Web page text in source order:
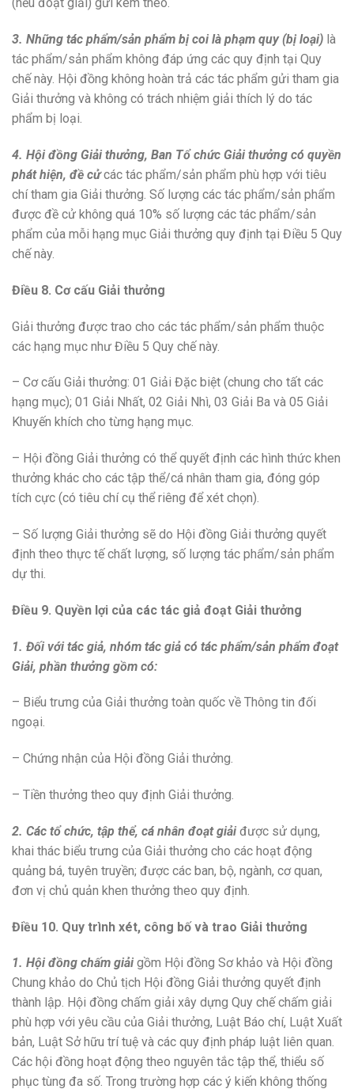
(nếu đoạt giải) gửi kèm theo.
3. Những tác phẩm/sản phẩm bị coi là phạm quy (bị loại) là
tác phẩm/sản phẩm không đáp ứng các quy định tại Quy
chế này. Hội đồng không hoàn trả các tác phẩm gửi tham gia
Giải thưởng và không có trách nhiệm giải thích lý do tác
phẩm bị loại.
4. Hội đồng Giải thưởng, Ban Tổ chức Giải thưởng có quyền
phát hiện, đề cửcác tác phẩm/sản phẩm phù hợp với tiêu
chí tham gia Giải thưởng. Số lượng các tác phẩm/sản phẩm
được đề cử không quá 10% số lượng các tác phẩm/sản
phẩm của mỗi hạng mục Giải thưởng quy định tại Điều 5 Quy
chế này.
Điều 8. Cơ cấu Giải thưởng
Giải thưởng được trao cho các tác phẩm/sản phẩm thuộc
các hạng mục như Điều 5 Quy chế này.
– Cơ cấu Giải thưởng: 01 Giải Đặc biệt (chung cho tất các
hạng mục); 01 Giải Nhất, 02 Giải Nhì, 03 Giải Ba và 05 Giải
Khuyến khích cho từng hạng mục.
– Hội đồng Giải thưởng có thể quyết định các hình thức khen
thưởng khác cho các tập thể/cá nhân tham gia, đóng góp
tích cực (có tiêu chí cụ thể riêng để xét chọn).
– Số lượng Giải thưởng sẽ do Hội đồng Giải thưởng quyết
định theo thực tế chất lượng, số lượng tác phẩm/sản phẩm
dự thi.
Điều 9. Quyền lợi của các tác giả đoạt Giải thưởng
1. Đối với tác giả, nhóm tác giả có tác phẩm/sản phẩm đoạt
Giải, phần thưởng gồm có:
– Biểu trưng của Giải thưởng toàn quốc về Thông tin đối
ngoại.
– Chứng nhận của Hội đồng Giải thưởng.
– Tiền thưởng theo quy định Giải thưởng.
2. Các tổ chức, tập thể, cá nhân đoạt giải được sử dụng,
khai thác biểu trưng của Giải thưởng cho các hoạt động
quảng bá, tuyên truyền; được các ban, bộ, ngành, cơ quan,
đơn vị chủ quản khen thưởng theo quy định.
Điều 10. Quy trình xét, công bố và trao Giải thưởng
1. Hội đồng chấm giải gồm Hội đồng Sơ khảo và Hội đồng
Chung khảo do Chủ tịch Hội đồng Giải thưởng quyết định
thành lập. Hội đồng chấm giải xây dựng Quy chế chấm giải
phù hợp với yêu cầu của Giải thưởng, Luật Báo chí, Luật Xuất
bản, Luật Sở hữu trí tuệ và các quy định pháp luật liên quan.
Các hội đồng hoạt động theo nguyên tắc tập thể, thiểu số
phục tùng đa số. Trong trường hợp các ý kiến không thống